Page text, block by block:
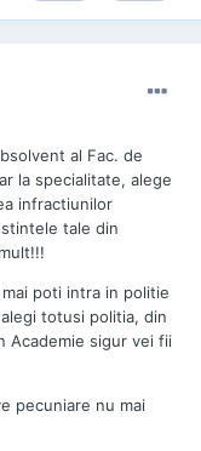
al Fac. de
la specialitate, alege
infractiunilor
tale din
poti intra in politie
totusi politia, din
Academie sigur vei fii
pecuniare nu mai